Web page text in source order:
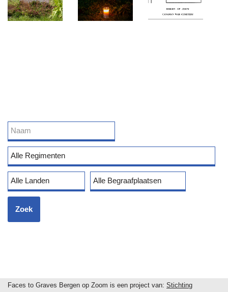
Faces to Graves Bergen op Zoom is een project van: Stichting